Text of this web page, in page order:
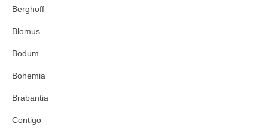
Berghoff
Blomus
Bodum
Bohemia
Brabantia
Contigo